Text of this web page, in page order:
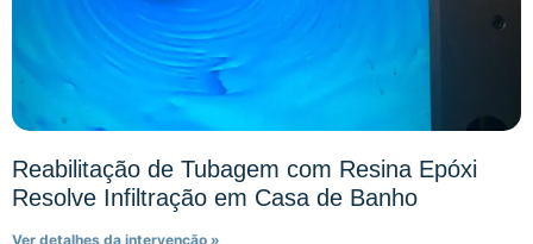
Reabilitação de Tubagem com Resina Epóxi
Resolve Infiltração em Casa de Banho
Ver detalhes da intervenção »